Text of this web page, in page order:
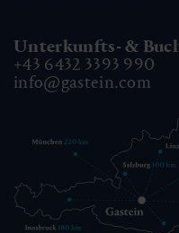
Unterkunfts- &
+43 6432 3393 990
info@gastein.com